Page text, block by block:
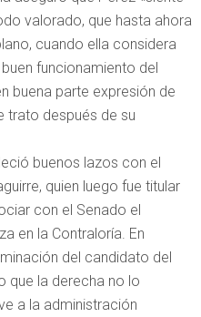
valorado, que hasta ahora
cuando ella considera
funcionamiento del
buena parte expresión de
trato después de su
buenos lazos con el
quien luego fue titular
con el Senado el
en la Contraloría. En
del candidato del
que la derecha no lo
a la administración